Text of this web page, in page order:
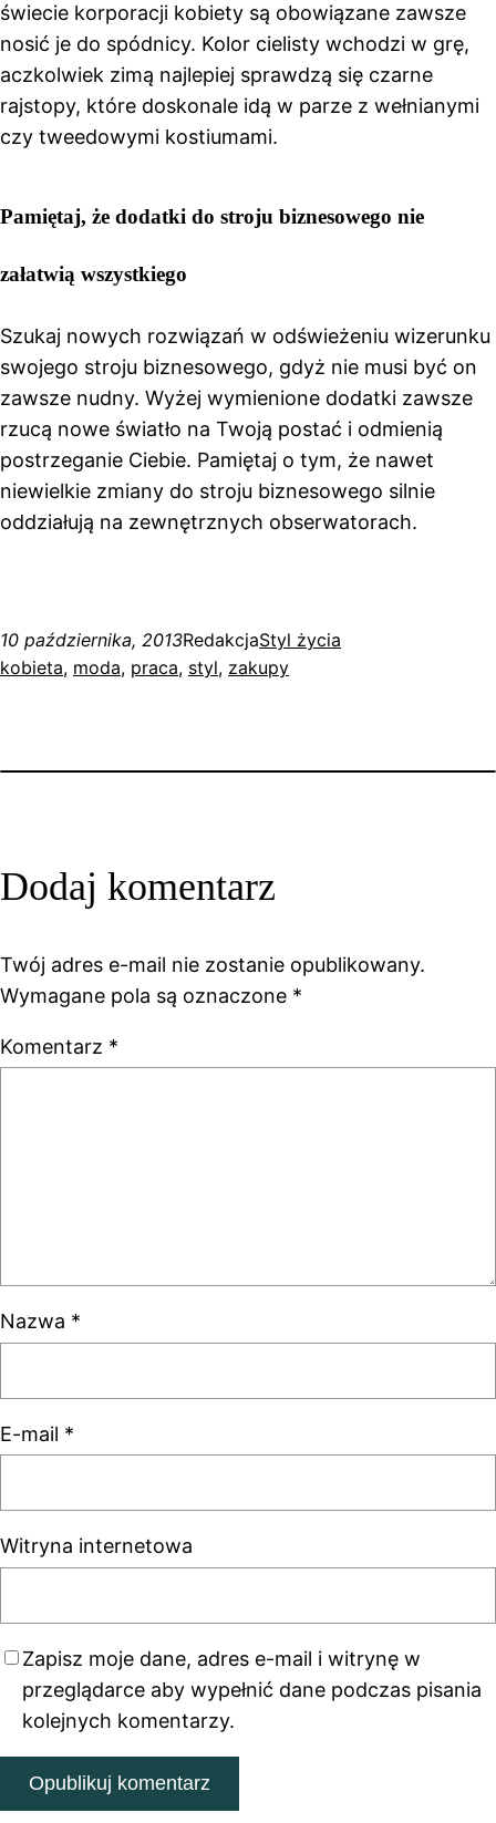
świecie korporacji kobiety są obowiązane zawsze
nosić je do spódnicy. Kolor cielisty wchodzi w grę,
aczkolwiek zimą najlepiej sprawdzą się czarne
rajstopy, które doskonale idą w parze z wełnianymi
czy tweedowymi kostiumami.
Pamiętaj, że dodatki do stroju biznesowego nie
załatwią wszystkiego
Szukaj nowych rozwiązań w odświeżeniu wizerunku
swojego stroju biznesowego, gdyż nie musi być on
zawsze nudny. Wyżej wymienione dodatki zawsze
rzucą nowe światło na Twoją postać i odmienią
postrzeganie Ciebie. Pamiętaj o tym, że nawet
niewielkie zmiany do stroju biznesowego silnie
oddziałują na zewnętrznych obserwatorach.
10 października, 2013RedakcjaStyl życia
kobieta, moda, praca, styl, zakupy
Dodaj komentarz
Twój adres e-mail nie zostanie opublikowany.
Wymagane pola są oznaczone *
Komentarz *
Nazwa *
E-mail *
Witryna internetowa
Zapisz moje dane, adres e-mail i witrynę w
przeglądarce aby wypełnić dane podczas pisania
kolejnych komentarzy.